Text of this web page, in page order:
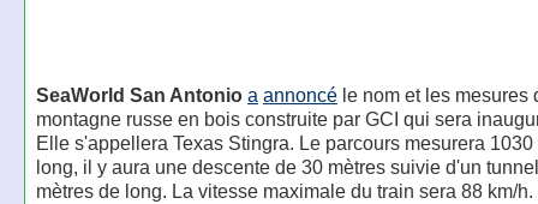
SeaWorld San Antonio a annoncéle nom et les mesures
montagne russe en bois construite par GCI qui sera
Elle s'appellera Texas Stingra. Le parcours mesurera 1030
long, il y aura une descente de 30 mètres suivie d'un
mètres de long. La vitesse maximale du train sera 88 km/h.